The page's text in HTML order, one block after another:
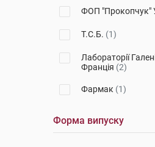
ФОП "Прокопчук"
Т.С.Б. (1)
Лабораторії
Франція (2)
Фармак (1)
Гербаполь
Форма випуску